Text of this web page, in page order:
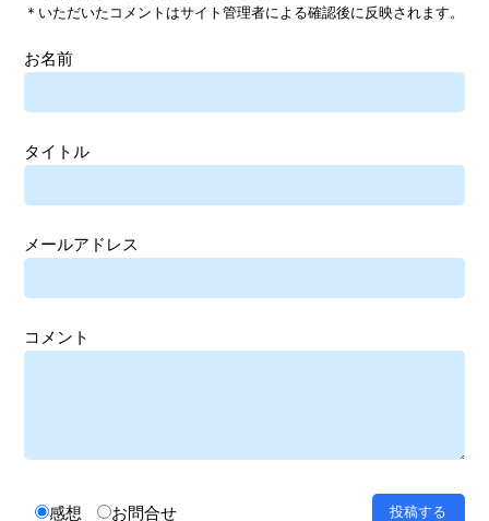
＊いただいたコメントはサイト管理者による確認後に反映されます。
お名前
タイトル
メールアドレス
コメント
感想 お問合せ